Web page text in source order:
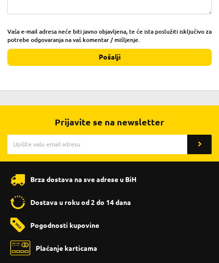
Vaša e-mail adresa neće biti javno objavljena, te će ista poslužiti isključivo za
potrebe odgovaranja na vaš komentar / mišljenje.
Pošalji
Prijavite se na newsletter
Brza dostava na sve adrese u BiH
Dostava u roku od 2 do 14 dana
Pogodnosti kupovine
Plaćanje karticama